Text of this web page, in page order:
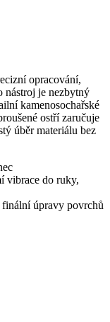
opracování,
nástroj je nezbytný
kamenosochařské
ostří zaručuje
úběr materiálu bez
vibrace do ruky,
finální úpravy povrchů